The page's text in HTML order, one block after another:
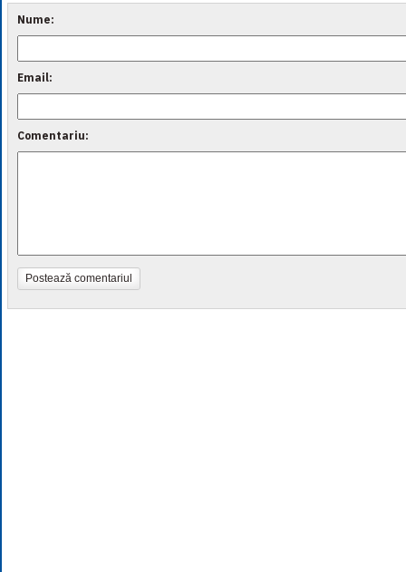
Nume:
Email:
Comentariu:
Postează comentariul